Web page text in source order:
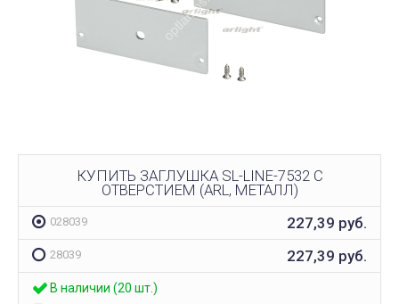
КУПИТЬ ЗАГЛУШКА SL-LINE-7532 С
ОТВЕРСТИЕМ (ARL, МЕТАЛЛ)
028039 227,39 руб.
28039 227,39 руб.
В наличии (20 шт.)